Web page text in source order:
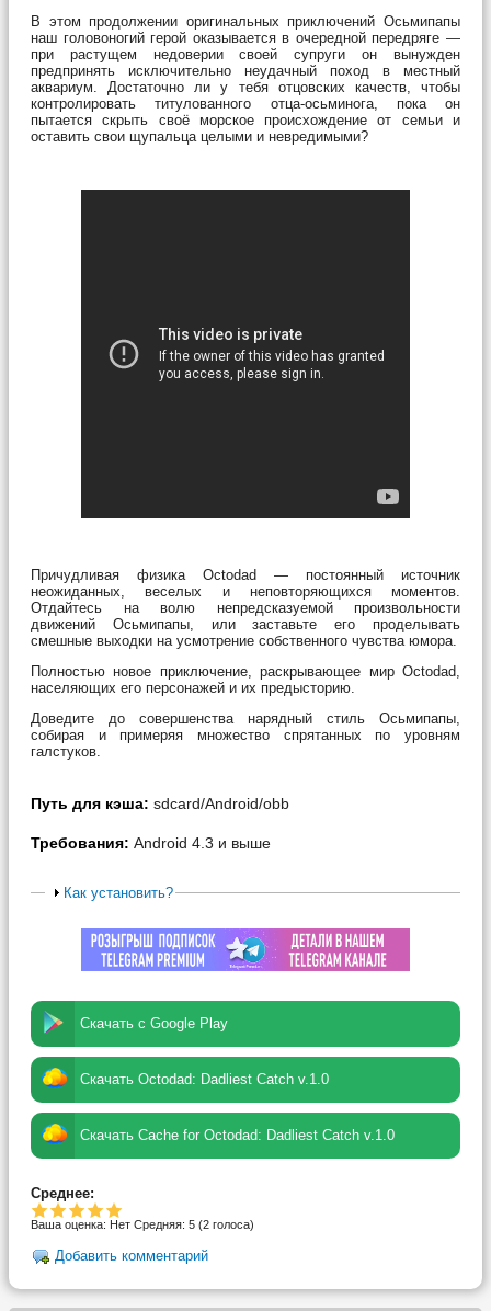
В этом продолжении оригинальных приключений Осьмипапы
наш головоногий герой оказывается в очередной передряге —
при растущем недоверии своей супруги он вынужден
предпринять исключительно неудачный поход в местный
аквариум. Достаточно ли у тебя отцовских качеств, чтобы
контролировать титулованного отца-осьминога, пока он
пытается скрыть своё морское происхождение от семьи и
оставить свои щупальца целыми и невредимыми?
Причудливая физика Octodad — постоянный источник
неожиданных, веселых и неповторяющихся моментов.
Отдайтесь на волю непредсказуемой произвольности
движений Осьмипапы, или заставьте его проделывать
смешные выходки на усмотрение собственного чувства юмора.
Полностью новое приключение, раскрывающее мир Octodad,
населяющих его персонажей и их предысторию.
Доведите до совершенства нарядный стиль Осьмипапы,
собирая и примеряя множество спрятанных по уровням
галстуков.
Путь для кэша: sdcard/Android/obb
Требования: Android 4.3 и выше
Как установить?
Скачать с Google Play
Скачать Octodad: Dadliest Catch v.1.0
Скачать Cache for Octodad: Dadliest Catch v.1.0
Среднее:
Ваша оценка: Нет Средняя: 5 (2 голоса)
Добавить комментарий